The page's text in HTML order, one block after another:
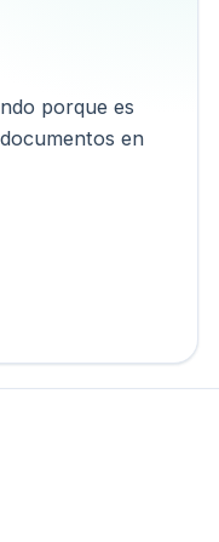
porque es
en